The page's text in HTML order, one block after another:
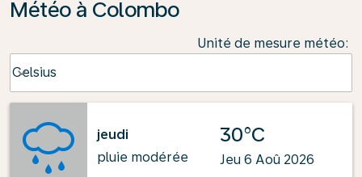
Météo à Colombo
Unité de mesure météo:
Celsius
keyboard_arrow_down
jeudi
pluie modérée
30°C
Jeu 6 Aoû 2026